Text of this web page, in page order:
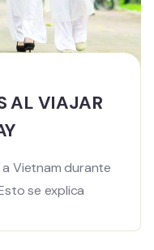
AL VIAJAR
Vietnam durante
se explica